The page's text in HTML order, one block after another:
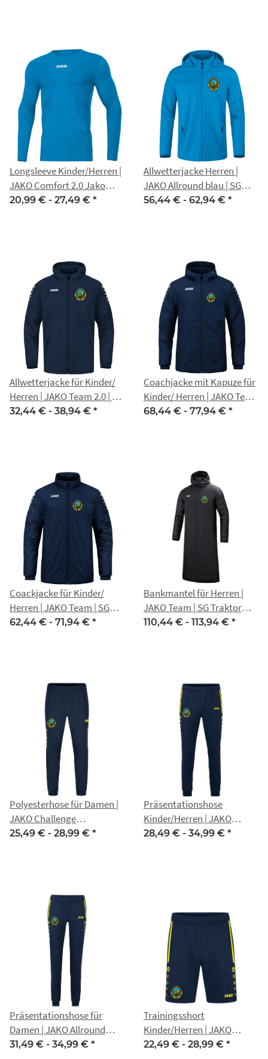
Longsleeve Kinder/Herren |
JAKO Comfort 2.0 Jako
blau | SG Traktor Eckstedt
20,99 € - 27,49 € *
Allwetterjacke Herren |
JAKO Allround blau | SG
Traktor Eckstedt
56,44 € - 62,94 € *
Allwetterjacke für Kinder/
Herren | JAKO Team 2.0 | SG
Traktor Eckstedt
32,44 € - 38,94 € *
Coachjacke mit Kapuze für
Kinder/ Herren | JAKO Team
| SG Traktor Eckstedt
68,44 € - 77,94 € *
Coackjacke für Kinder/
Herren | JAKO Team | SG
Traktor Eckstedt
62,44 € - 71,94 € *
Bankmantel für Herren |
JAKO Team | SG Traktor
Eckstedt
110,44 € - 113,94 € *
Polyesterhose für Damen |
JAKO Challenge
marine/neongelb | SG
25,49 € - 28,99 € *
Präsentationshose
Kinder/Herren | JAKO
Allround marine/neongelb |
28,49 € - 34,99 € *
Präsentationshose für
Damen | JAKO Allround
marine/neongelb | SG
31,49 € - 34,99 € *
Trainingsshort
Kinder/Herren | JAKO
Allround marine/neongelb |
22,49 € - 28,99 € *